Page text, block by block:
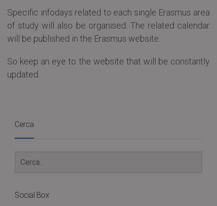
Specific infodays related to each single Erasmus area
of study will also be organised. The related calendar
will be published in the Erasmus website.
So keep an eye to the website that will be constantly
updated.
Cerca
Social Box